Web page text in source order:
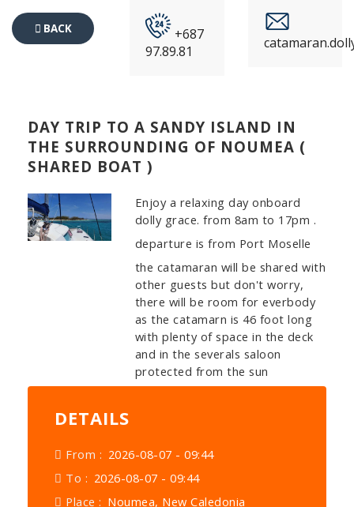
BACK
+687
97.89.81
DAY TRIP TO A SANDY ISLAND IN
THE SURROUNDING OF NOUMEA (
SHARED BOAT )
Enjoy a relaxing day onboard
dolly grace. from 8am to 17pm .
departure is from Port Moselle
the catamaran will be shared with
other guests but don't worry,
there will be room for everbody
as the catamarn is 46 foot long
with plenty of space in the deck
and in the severals saloon
protected from the sun
DETAILS
From : 2026-08-07 - 09:44
To : 2026-08-07 - 09:44
Place : Noumea, New Caledonia